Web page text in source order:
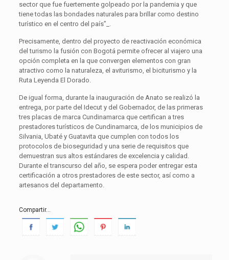
sector que fue fuertemente golpeado por la pandemia y que
tiene todas las bondades naturales para brillar como destino
turístico en el centro del país”_.
Precisamente, dentro del proyecto de reactivación económica
del turismo la fusión con Bogotá permite ofrecer al viajero una
opción completa en la que convergen elementos con gran
atractivo como la naturaleza, el aviturismo, el biciturismo y la
Ruta Leyenda El Dorado.
De igual forma, durante la inauguración de Anato se realizó la
entrega, por parte del Idecut y del Gobernador, de las primeras
tres placas de marca Cundinamarca que certifican a tres
prestadores turísticos de Cundinamarca, de los municipios de
Silvania, Ubaté y Guatavita que cumplen con todos los
protocolos de bioseguridad y una serie de requisitos que
demuestran sus altos estándares de excelencia y calidad.
Durante el transcurso del año, se espera poder entregar esta
certificación a otros prestadores de este sector, así como a
artesanos del departamento.
Compartir...